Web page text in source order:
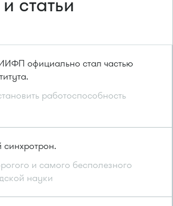
статьи
официально стал частью
работоспособность
и самого бесполезного
науки